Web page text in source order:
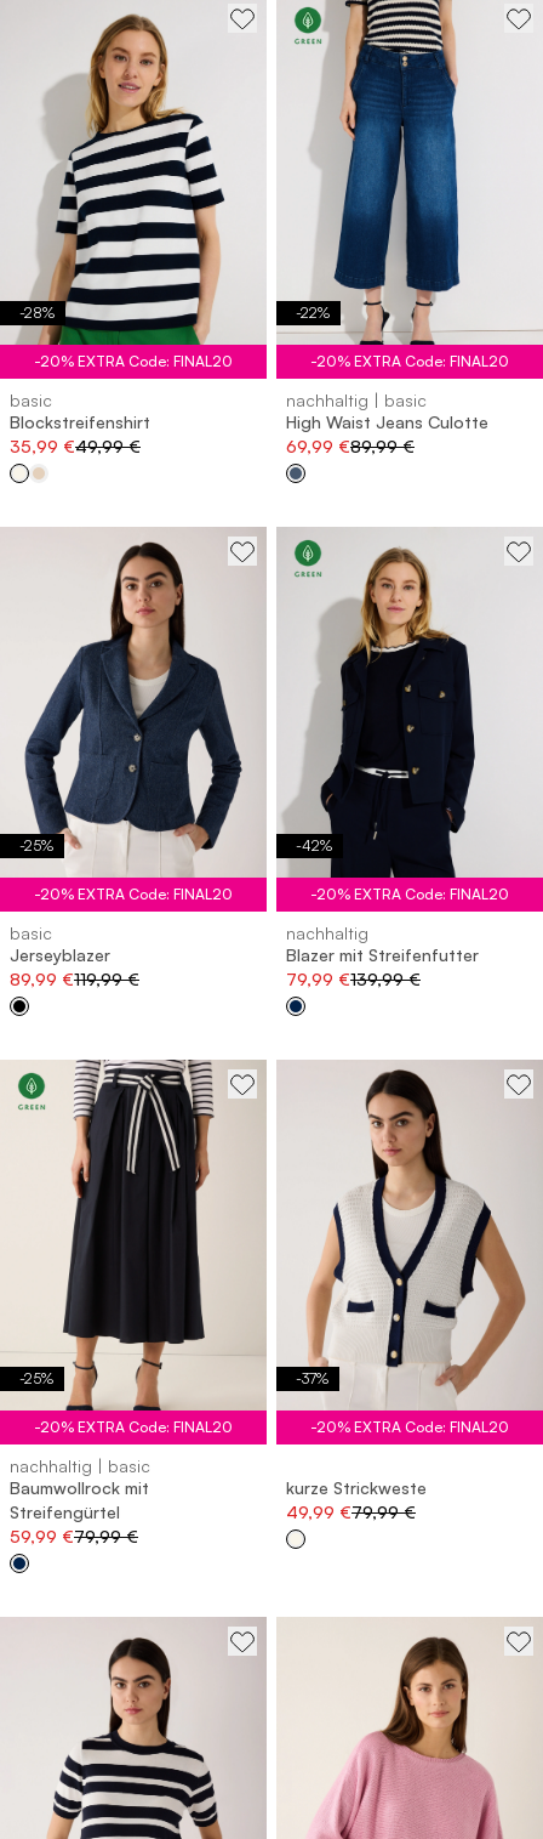
-28%
-20% EXTRA Code: FINAL20
basic
Blockstreifenshirt
35,99 €49,99 €
-22%
-20% EXTRA Code: FINAL20
nachhaltig | basic
High Waist Jeans Culotte
69,99 €89,99 €
-25%
-20% EXTRA Code: FINAL20
basic
Jerseyblazer
89,99 €119,99 €
-42%
-20% EXTRA Code: FINAL20
nachhaltig
Blazer mit Streifenfutter
79,99 €139,99 €
-25%
-20% EXTRA Code: FINAL20
nachhaltig | basic
Baumwollrock mit
Streifengürtel
59,99 €79,99 €
-37%
-20% EXTRA Code: FINAL20
kurze Strickweste
49,99 €79,99 €